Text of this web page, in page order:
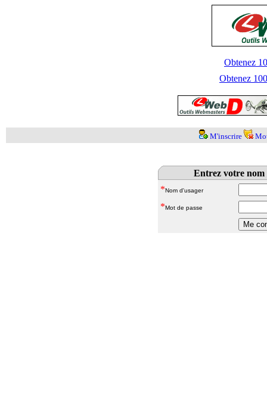
Obtenez
Obtenez
M'inscrire
Entrez votre nom
*Nom d'usager
*Mot de passe